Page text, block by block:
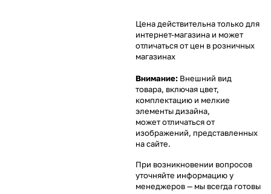
Цена действительна только для
интернет-магазина и может
отличаться от цен в розничных
магазинах
Внимание: Внешний вид
товара, включая цвет,
комплектацию и мелкие
элементы дизайна,
может отличаться от
изображений, представленных
на сайте.
При возникновении вопросов
уточняйте информацию у
менеджеров— мы всегда готовы